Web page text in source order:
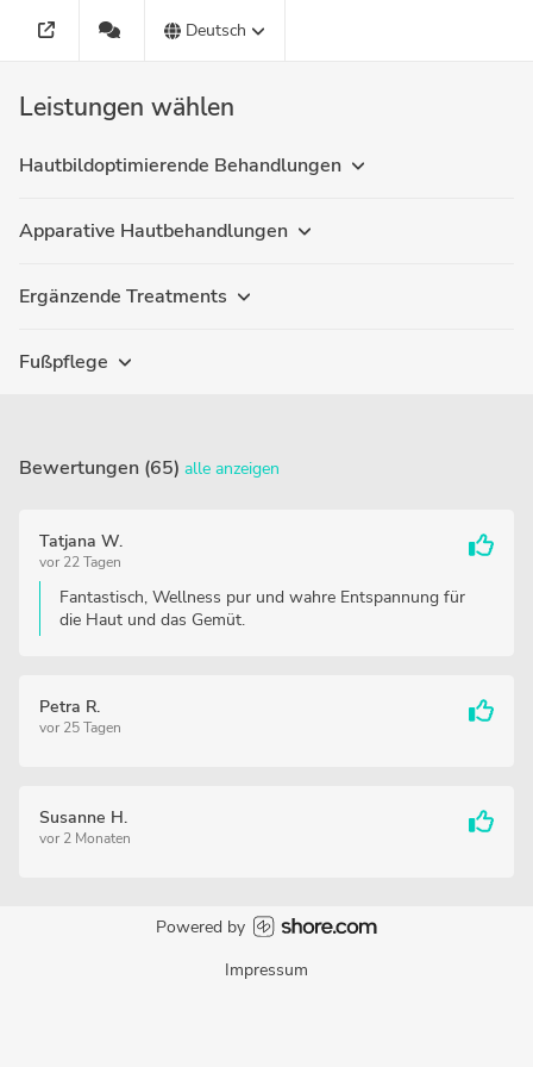
Deutsch
Leistungen wählen
Hautbildoptimierende Behandlungen
Apparative Hautbehandlungen
Ergänzende Treatments
Fußpflege
Bewertungen (65) alle anzeigen
Tatjana W.
vor 22 Tagen
Fantastisch, Wellness pur und wahre Entspannung für
die Haut und das Gemüt.
Petra R.
vor 25 Tagen
Susanne H.
vor 2 Monaten
Powered by
Impressum